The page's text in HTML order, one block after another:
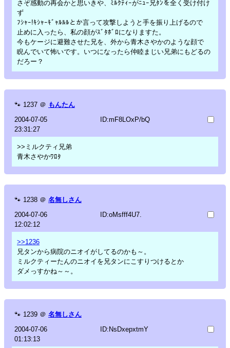
さぞ感動の再会かと思いきや、ﾐﾙｸﾃｨｰがﾆｭｰ兄ﾀﾝを全く受け付け
ず
ﾌｼｬｰ!ｷｼｬｰｷﾞｬﾙﾙﾙとか言って攻撃しようと手を振り上げるので
止めに入ったら、私の顔がｽﾞﾀﾎﾞﾛになりますた。
今もケージに避難させた兄を、外から青木さやかのような顔で
睨んでいて怖いです。いつになったら仲睦まじい兄弟にもどるの
だろー？
🐾 1237 ＠ もんたん
2004-07-05
23:31:27
ID:mF8LOxP/bQ
>>ミルクティ兄弟
青木さやかﾜﾛﾀ
🐾 1238 ＠ 名無しさん
2004-07-06
12:02:12
ID:oMsfff4U7.
>>1236
兄タンから病院のニオイがしてるのかも～。
ミルクティーたんのニオイを兄タンにこすりつけるとか
ダメっすかね～～。
🐾 1239 ＠ 名無しさん
2004-07-06
01:13:13
ID:NsDxepxtmY